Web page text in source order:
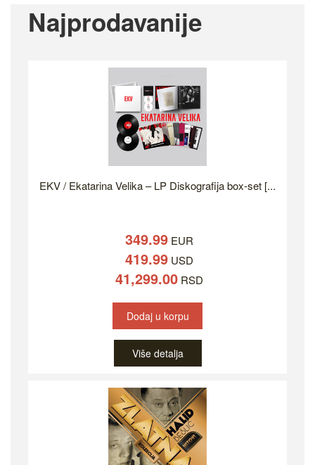
Najprodavanije
EKV / Ekatarina Velika – LP Diskografija box-set [...
349.99 EUR
419.99 USD
41,299.00 RSD
Dodaj u korpu
Više detalja